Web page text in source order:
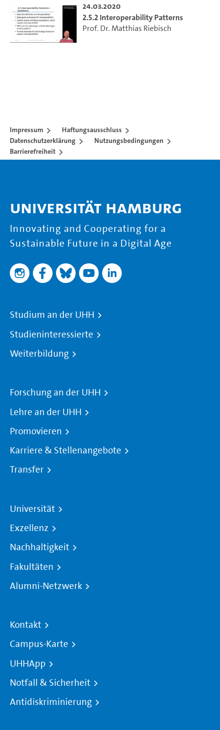
24.03.2020
2.5.2 Interoperability Patterns
Prof. Dr. Matthias Riebisch
Impressum
Haftungsausschluss
Datenschutzerklärung
Nutzungsbedingungen
Barrierefreiheit
Universität Hamburg
Innovating and Cooperating for a
Sustainable Future in a Digital Age
Studium an der UHH
Studieninteressierte
Weiterbildung
Forschung an der UHH
Lehre an der UHH
Promovieren
Karriere & Stellenangebote
Transfer
Universität
Exzellenz
Nachhaltigkeit
Fakultäten
Alumni-Netzwerk
Kontakt
Campus-Karte
UHHApp
Notfall & Sicherheit
Antidiskriminierung